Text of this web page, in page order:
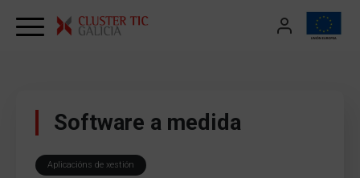
Software a medida
Aplicacións de xestión